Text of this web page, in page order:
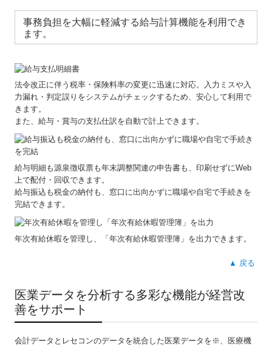
事務負担を大幅に軽減する給与計算機能を利用でき
ます。
法令改正に伴う税率・保険料率の変更に迅速に対応。入力ミスや入
力漏れ・判定誤りをシステムがチェックするため、安心して利用で
きます。
また、給与・賞与の支払仕訳を自動で計上できます。
給与明細も源泉徴収票も年末調整関連の申告書も、印刷せずにWeb
上で配付・回収できます。
給与振込も税金の納付も、窓口に出向かずに職場や自宅で手続きを
完結できます。
年次有給休暇を管理し、「年次有給休暇管理簿」を出力できます。
▲ 戻る
医業データを分析する多彩な機能が経営改
善をサポート
会計データとレセコンのデータを統合した医業データを※、医療機